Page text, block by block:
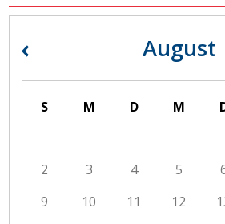
August
«
S M D M
2
3 4 5
9
10 11 12